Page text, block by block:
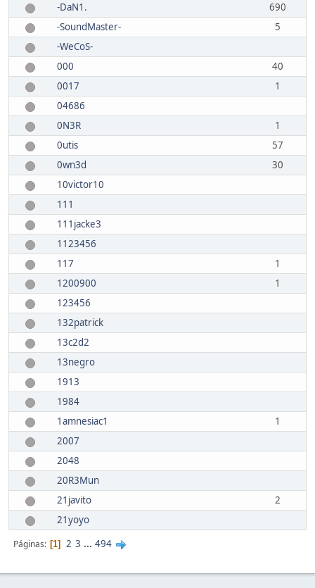
-DaN1.
690
-SoundMaster-
5
-WeCoS-
000
40
0017
1
04686
0N3R
1
0utis
57
0wn3d
30
10victor10
111
111jacke3
1123456
117
1
1200900
1
123456
132patrick
13c2d2
13negro
1913
1984
1amnesiac1
1
2007
2048
20R3Mun
21javito
2
21yoyo
Páginas 1 2 3 ... 494